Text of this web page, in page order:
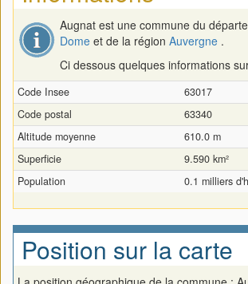
Augnat est une commune du
Dome et de la région Auvergne .
Ci dessous quelques informations
Code Insee
63017
Code postal
63340
Altitude moyenne
610.0 m
Superficie
9.590 km²
Population
0.1 milliers
Position sur la carte